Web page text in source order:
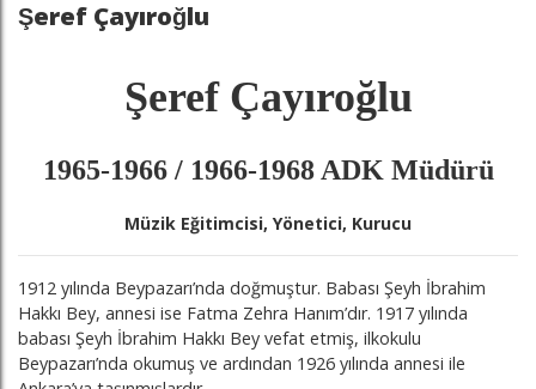
Şeref Çayıroğlu
Şeref Çayıroğlu
1965-1966 / 1966-1968 ADK Müdürü
Müzik Eğitimcisi, Yönetici, Kurucu
1912 yılında Beypazarı’nda doğmuştur. Babası Şeyh İbrahim
Hakkı Bey, annesi ise Fatma Zehra Hanım’dır. 1917 yılında
babası Şeyh İbrahim Hakkı Bey vefat etmiş, ilkokulu
Beypazarı’nda okumuş ve ardından 1926 yılında annesi ile